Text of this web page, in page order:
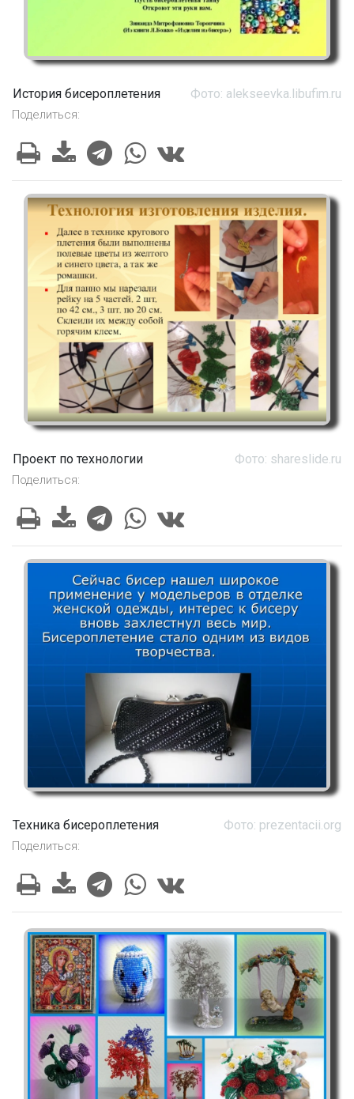
История бисероплетения Фото: alekseevka.libufim.ru
Поделиться:
Проект по технологии Фото: shareslide.ru
Поделиться:
Техника бисероплетения Фото: prezentacii.org
Поделиться: